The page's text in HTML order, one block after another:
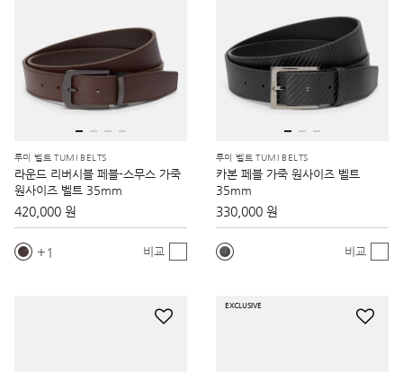
투미 벨트 TUMI BELTS
라운드 리버시블 페블-스무스 가죽
원사이즈 벨트 35mm
420,000 원
1 비교
투미 벨트 TUMI BELTS
카본 페블 가죽 원사이즈 벨트
35mm
330,000 원
비교
EXCLUSIVE